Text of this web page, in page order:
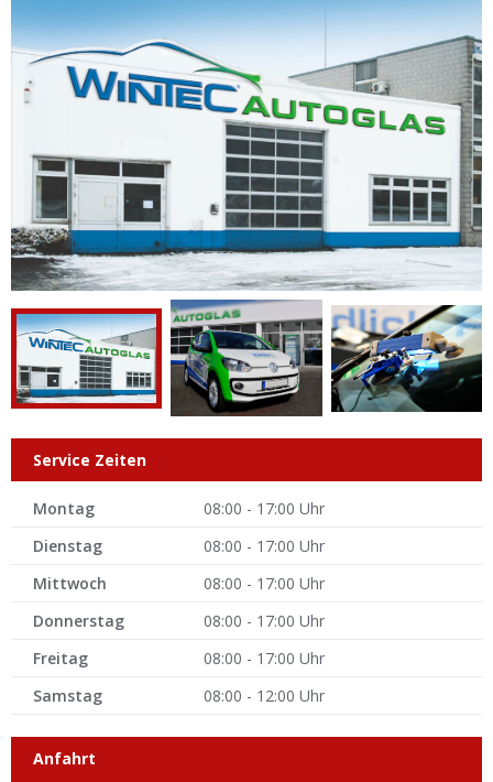
Service Zeiten
Montag
08:00 - 17:00 Uhr
Dienstag
08:00 - 17:00 Uhr
Mittwoch
08:00 - 17:00 Uhr
Donnerstag
08:00 - 17:00 Uhr
Freitag
08:00 - 17:00 Uhr
Samstag
08:00 - 12:00 Uhr
Anfahrt